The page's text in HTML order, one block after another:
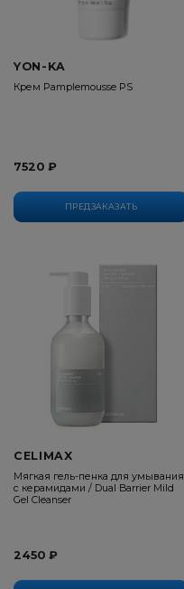
ПРЕДЗАКАЗАТЬ
YON-KA
Крем Pamplemousse PS
7520 ₽
CELIMAX
Мягкая гель-пенка для умывания
с керамидами / Dual Barrier Mild
Gel Cleanser
2450 ₽